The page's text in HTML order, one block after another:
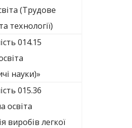
(Трудове
технології)
014.15
науки)»
015.36
освіта
виробів легкої